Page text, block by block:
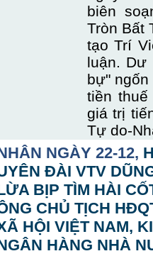
biên
Tròn Bất
tạo Trí
luận. Dư
bự" ngốn
tiền
giá trị
Tự do-
NGÀY 22-12,
ĐÀI VTV
BỊP TÌM HÀI
CHỦ TỊCH
HỘI VIỆT NAM,
HÀNG NHÀ